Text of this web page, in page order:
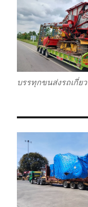
บรรทุกขนส่งรถเกี่ยว